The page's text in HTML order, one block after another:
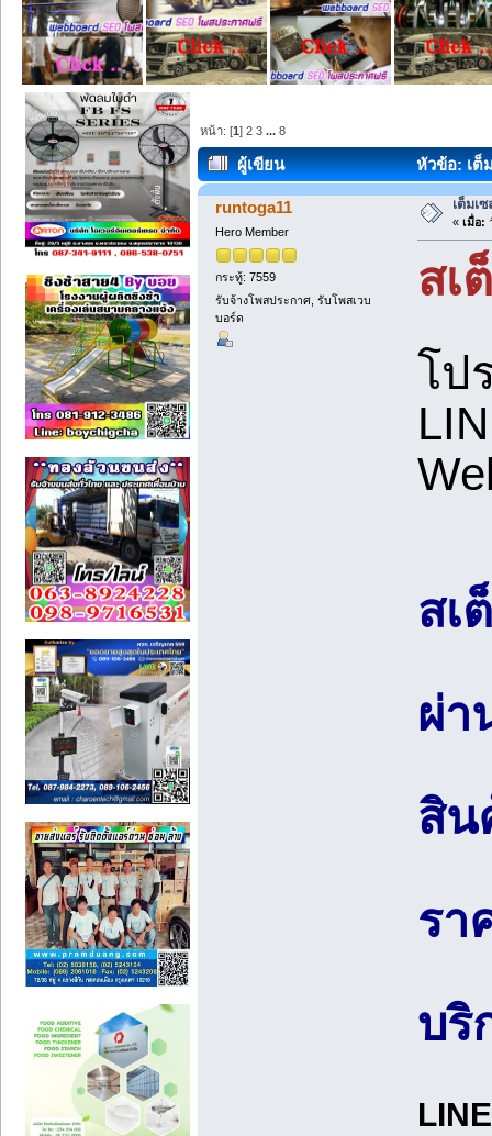
หน้า: [1]2 3 ...8
ผู้เขียน หัวข้อ: เต็
runtoga11
Hero Member
กระทู้: 7559
รับจ้างโพสประกาศ, รับโพสเวบ
บอร์ด
เต็มเ
« เมื่อ:
สเ
โป
สเ
ผ่า
สิน
รา
บริ